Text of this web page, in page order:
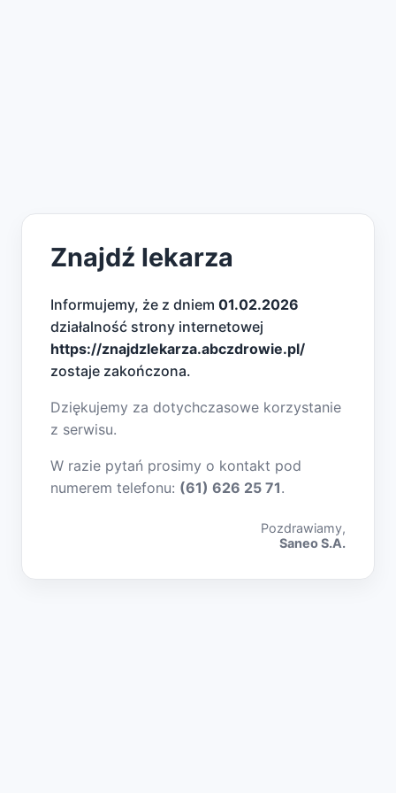
Znajdź lekarza
Informujemy, że z dniem 01.02.2026
działalność strony internetowej
https://znajdzlekarza.abczdrowie.pl/
zostaje zakończona.
Dziękujemy za dotychczasowe korzystanie
z serwisu.
W razie pytań prosimy o kontakt pod
numerem telefonu: (61) 626 25 71.
Pozdrawiamy,
Saneo S.A.